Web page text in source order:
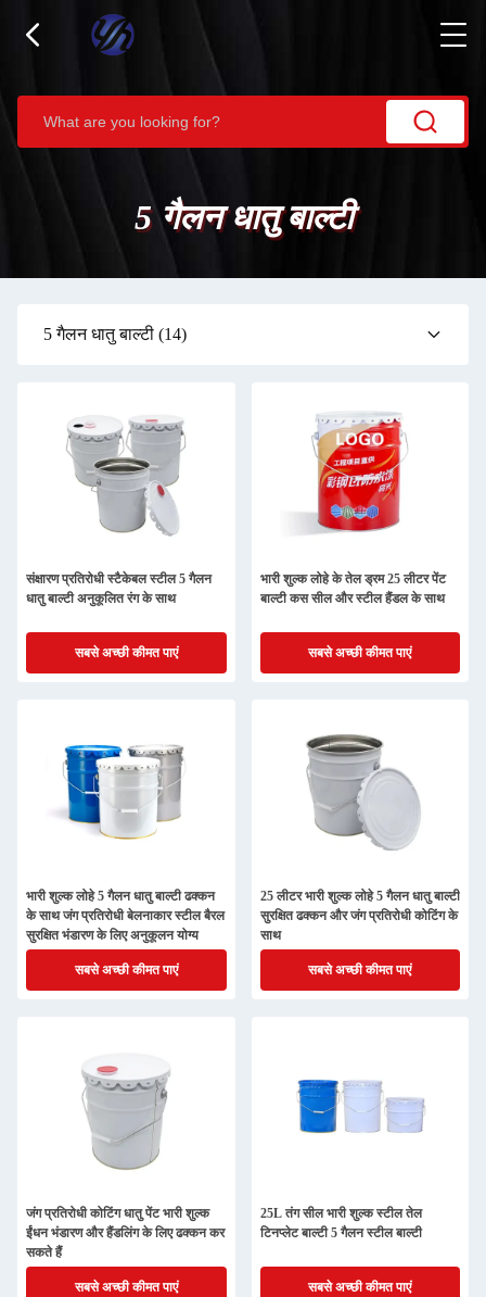
5 गैलन धातु बाल्टी
5 गैलन धातु बाल्टी (14)
संक्षारण प्रतिरोधी स्टैकेबल स्टील 5 गैलन
धातु बाल्टी अनुकूलित रंग के साथ
सबसे अच्छी कीमत पाएं
भारी शुल्क लोहे के तेल ड्रम 25 लीटर पेंट
बाल्टी कस सील और स्टील हैंडल के साथ
सबसे अच्छी कीमत पाएं
भारी शुल्क लोहे 5 गैलन धातु बाल्टी ढक्कन
के साथ जंग प्रतिरोधी बेलनाकार स्टील बैरल
सुरक्षित भंडारण के लिए अनुकूलन योग्य
सबसे अच्छी कीमत पाएं
25 लीटर भारी शुल्क लोहे 5 गैलन धातु बाल्टी
सुरक्षित ढक्कन और जंग प्रतिरोधी कोटिंग के
साथ
सबसे अच्छी कीमत पाएं
जंग प्रतिरोधी कोटिंग धातु पेंट भारी शुल्क
ईंधन भंडारण और हैंडलिंग के लिए ढक्कन कर
सकते हैं
सबसे अच्छी कीमत पाएं
25L तंग सील भारी शुल्क स्टील तेल
टिनप्लेट बाल्टी 5 गैलन स्टील बाल्टी
सबसे अच्छी कीमत पाएं